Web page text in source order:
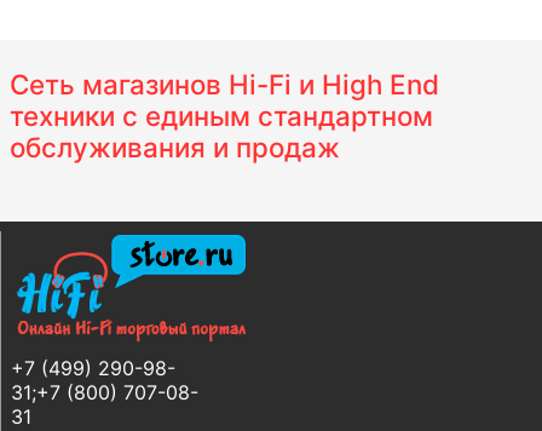
Сеть магазинов Hi-Fi и High End
техники с единым стандартном
обслуживания и продаж
+7 (499) 290-98-
31;+7 (800) 707-08-
31